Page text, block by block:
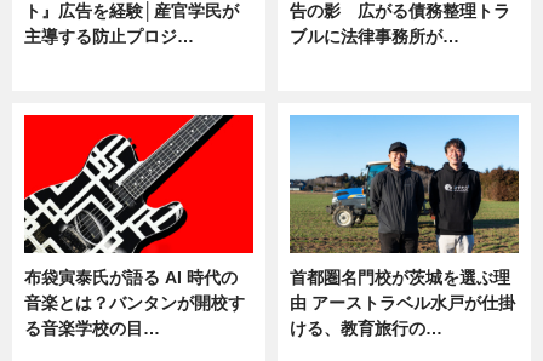
ト』広告を経験│産官学民が
主導する防止プロジ…
告の影 広がる債務整理トラ
ブルに法律事務所が…
布袋寅泰氏が語る AI 時代の
音楽とは？バンタンが開校す
る音楽学校の目…
首都圏名門校が茨城を選ぶ理
由 アーストラベル水戸が仕掛
ける、教育旅行の…